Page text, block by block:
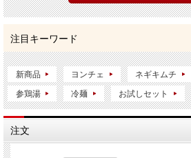
注目キーワード
新商品 ヨンチェ ネギキムチ
参鶏湯 冷麺 お試しセット
注文